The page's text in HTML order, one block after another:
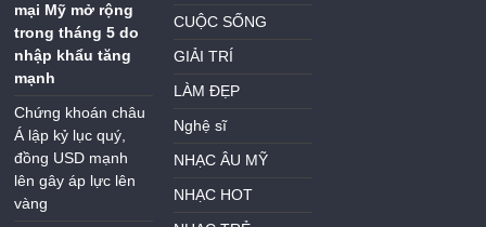
mại Mỹ mở rộng
trong tháng 5 do
nhập khẩu tăng
mạnh
Chứng khoán châu
Á lập kỷ lục quý,
đồng USD mạnh
lên gây áp lực lên
vàng
CUỘC SỐNG
GIẢI TRÍ
LÀM ĐẸP
Nghệ sĩ
NHẠC ÂU MỸ
NHẠC HOT